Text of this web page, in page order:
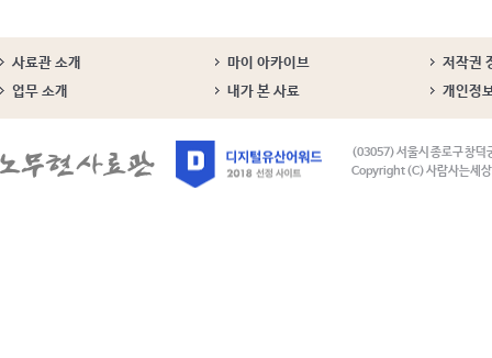
사료관 소개 마이 아카이브
저작권
업무 소개
내가 본 사료 개인정
(03057) 서울시 종로구 창덕
Copyright (C) 사람사는세